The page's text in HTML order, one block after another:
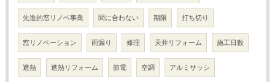
先進的窓リノベ事業 間に合わない 期限 打ち切り
窓リノベーション 雨漏り 修理 天井リフォーム 施工日数
遮熱 遮熱リフォーム 節電 空調 アルミサッシ